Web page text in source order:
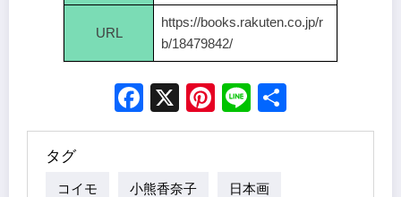
URL
https://books.rakuten.co.jp/r
b/18479842/
Facebook
X Pinterest
Line
タグ
コイモ 小熊香奈子 日本画